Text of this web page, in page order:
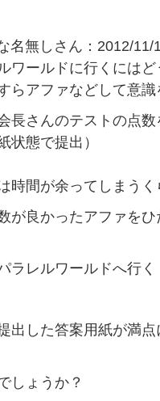
名無しさん：2012/
ワールドに行くにはど
らアファなどして意
長さんのテストの点
状態で提出）
時間が余ってしまう
が良かったアファをひ
ラレルワールドへ行
出した答案用紙が満
しょうか？